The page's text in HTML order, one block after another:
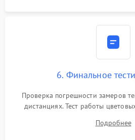
6. Финальное
Проверка погрешности замеров
дистанциях. Тест работы
термограмм в память и передачи
автономности работы иПодробнее